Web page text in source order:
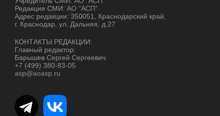
Редакция СМИ: АО “АСП”
Адрес редакции: 350051, Краснодарский край,
г. Краснодар, ул. Дальняя, д.27
КОНТАКТЫ РЕДАКЦИИ:
Главный редактор:
Барышев Сергей Сергеевич
+7 (499) 380-83-05
asp@aoasp.ru